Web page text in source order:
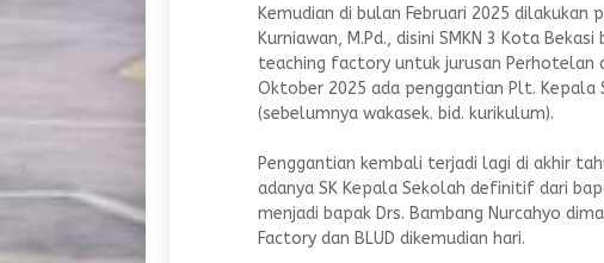
Kemudian di bulan Februari 2025
Kurniawan, M.Pd., disini SMKN 3 Kota
teaching factory untuk jurusan Perhotelan
Oktober 2025 ada penggantian Plt. Kepala
(sebelumnya wakasek. bid. kurikulum).
Penggantian kembali terjadi lagi di akhir
adanya SK Kepala Sekolah definitif dari
menjadi bapak Drs. Bambang Nurcahyo
Factory dan BLUD dikemudian hari.